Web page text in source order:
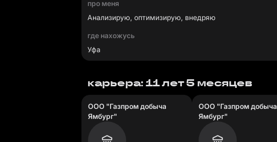
про меня
Анализирую, оптимизирую, внедряю
где нахожусь
Уфа
карьера: 11 лет 5 месяцев
ООО "Газпром добыча
Ямбург"
ООО "Газпром добыча
Ямбург"